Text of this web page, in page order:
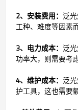
2、安装费用： 泛
工种、难度等因素
3、电力成本： 泛
功率大，则需要考
4、维护成本： 泛
护工具，这也需要